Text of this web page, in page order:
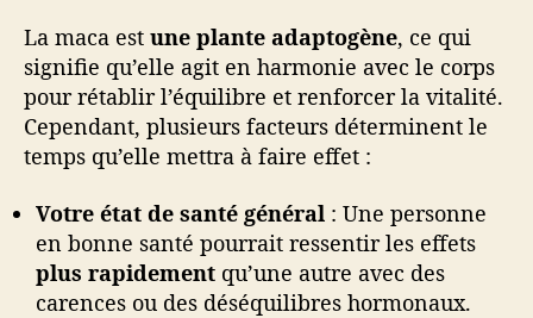
La maca est une plante adaptogène, ce qui
signifie qu’elle agit en harmonie avec le corps
pour rétablir l’équilibre et renforcer la vitalité.
Cependant, plusieurs facteurs déterminent le
temps qu’elle mettra à faire effet :
Votre état de santé général : Une personne
en bonne santé pourrait ressentir les effets
plus rapidement qu’une autre avec des
carences ou des déséquilibres hormonaux.